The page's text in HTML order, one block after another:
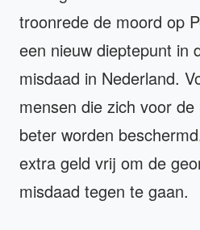
troonrede de moord op
een nieuw dieptepunt in
misdaad in Nederland.
mensen die zich voor
beter worden
extra geld vrij om de
misdaad tegen te gaan.